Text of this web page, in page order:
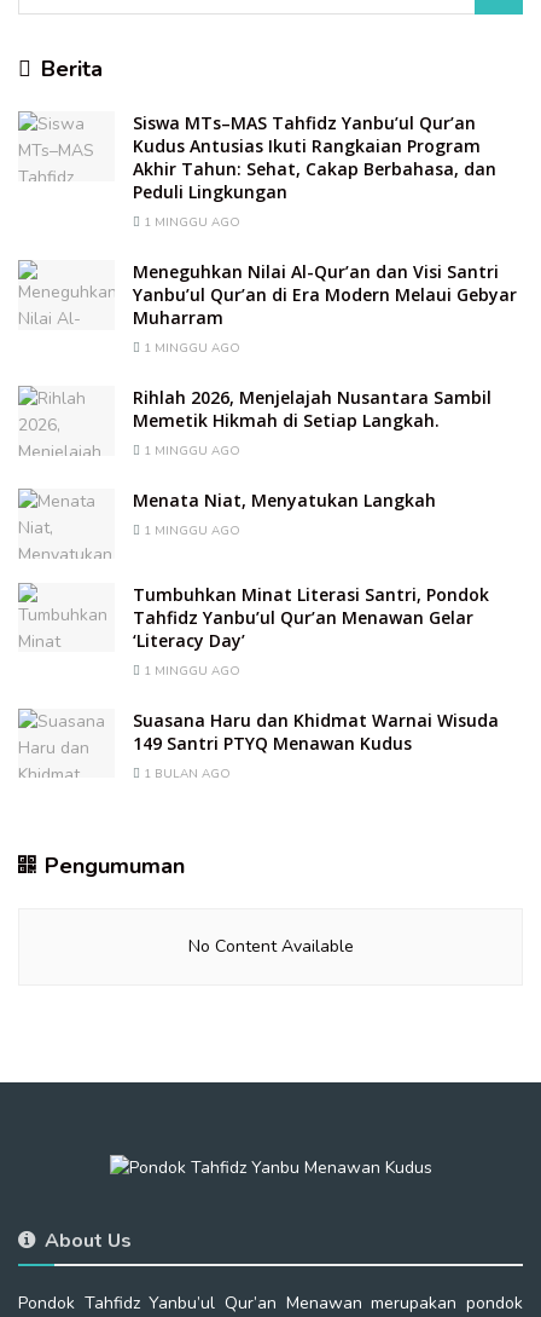
Berita
Siswa MTs–MAS Tahfidz Yanbu’ul Qur’an
Kudus Antusias Ikuti Rangkaian Program
Akhir Tahun: Sehat, Cakap Berbahasa, dan
Peduli Lingkungan
1 MINGGU AGO
Meneguhkan Nilai Al-Qur’an dan Visi Santri
Yanbu’ul Qur’an di Era Modern Melaui Gebyar
Muharram
1 MINGGU AGO
Rihlah 2026, Menjelajah Nusantara Sambil
Memetik Hikmah di Setiap Langkah.
1 MINGGU AGO
Menata Niat, Menyatukan Langkah
1 MINGGU AGO
Tumbuhkan Minat Literasi Santri, Pondok
Tahfidz Yanbu’ul Qur’an Menawan Gelar
‘Literacy Day’
1 MINGGU AGO
Suasana Haru dan Khidmat Warnai Wisuda
149 Santri PTYQ Menawan Kudus
1 BULAN AGO
Pengumuman
No Content Available
About Us
Pondok Tahfidz Yanbu’ul Qur’an Menawan merupakan pondok